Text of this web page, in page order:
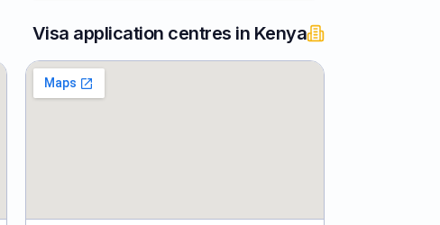
Visa application centres in Kenya